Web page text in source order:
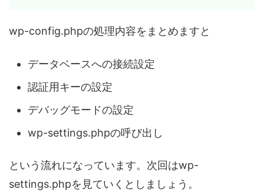
wp-config.phpの処理内容をまとめますと
データベースへの接続設定
認証用キーの設定
デバッグモードの設定
wp-settings.phpの呼び出し
という流れになっています。次回はwp-
settings.phpを見ていくとしましょう。